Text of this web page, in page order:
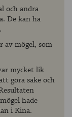
och andra
De kan ha
av mögel, som
mycket lik
göra sake och
hade
i Kina.